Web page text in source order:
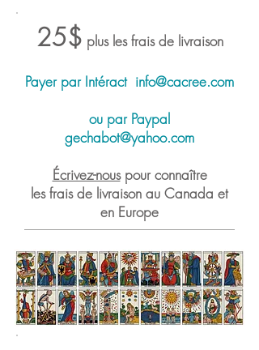
25$ plusles frais de livraison
Payer par Intéract info@cacree.com
ou par Paypal
gechabot@yahoo.com
Écrivez-nouspour connaître
les frais de livraison au Canada et
en Europe